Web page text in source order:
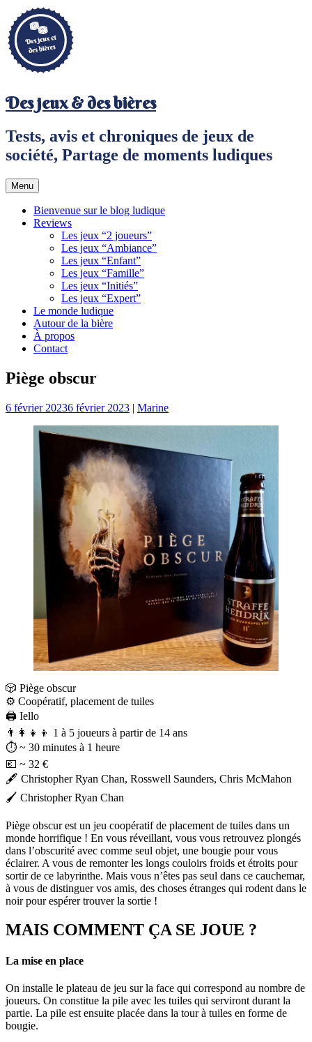
Aller
au
contenu
principal
Des jeux & des bières
Tests, avis et chroniques de jeux de
société, Partage de moments ludiques
Menu
Bienvenue sur le blog ludique
Reviews
Les jeux “2 joueurs”
Les jeux “Ambiance”
Les jeux “Enfant”
Les jeux “Famille”
Les jeux “Initiés”
Les jeux “Expert”
Le monde ludique
Autour de la bière
À propos
Contact
Piège obscur
6 février 20236 février 2023 | Marine
🎲 Piège obscur
⚙️ Coopératif, placement de tuiles
🖨️ Iello
👨‍👩‍👧‍👦 1 à 5 joueurs à partir de 14 ans
⏱️ ~ 30 minutes à 1 heure
💶 ~ 32 €
🖋️ Christopher Ryan Chan, Rosswell Saunders, Chris McMahon
🖌️ Christopher Ryan Chan
Piège obscur est un jeu coopératif de placement de tuiles dans un
monde horrifique ! En vous réveillant, vous vous retrouvez plongés
dans l’obscurité avec comme seul objet, une bougie pour vous
éclairer. A vous de remonter les longs couloirs froids et étroits pour
sortir de ce labyrinthe. Mais vous n’êtes pas seul dans ce cauchemar,
à vous de distinguer vos amis, des choses étranges qui rodent dans le
noir pour espérer trouver la sortie !
MAIS COMMENT ÇA SE JOUE ?
La mise en place
On installe le plateau de jeu sur la face qui correspond au nombre de
joueurs. On constitue la pile avec les tuiles qui serviront durant la
partie. La pile est ensuite placée dans la tour à tuiles en forme de
bougie.